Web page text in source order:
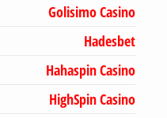
Golisimo Casino
Hadesbet
Hahaspin Casino
HighSpin Casino